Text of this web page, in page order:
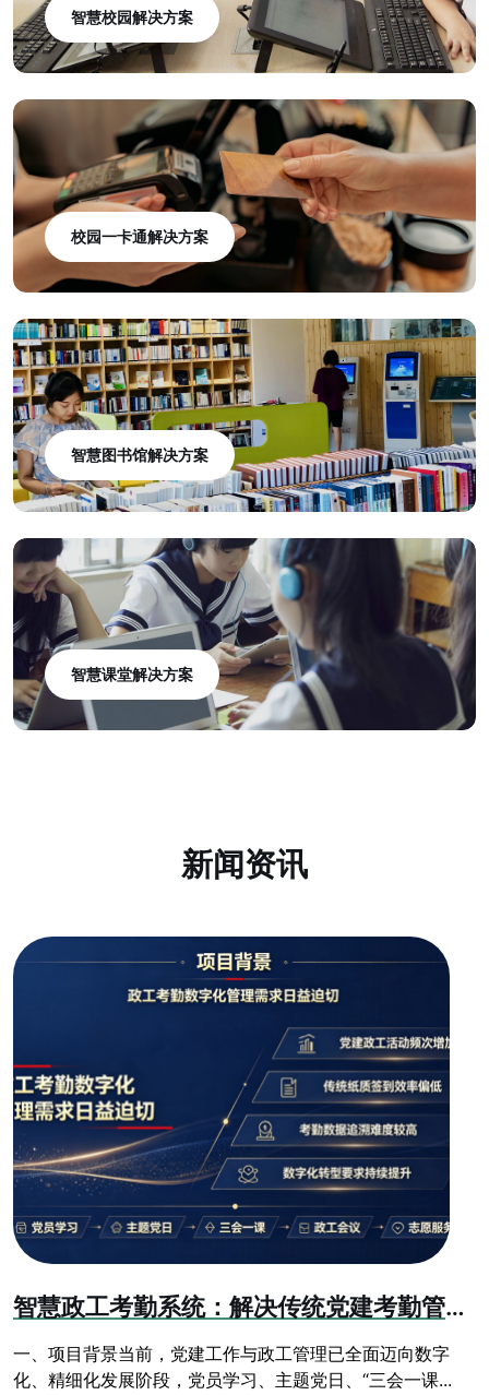
智慧校园解决方案
校园一卡通解决方案
智慧图书馆解决方案
智慧课堂解决方案
新闻资讯
智慧政工考勤系统：解决传统党建考勤管理乱象
一、项目背景当前，党建工作与政工管理已全面迈向数字
化、精细化发展阶段，党员学习、主题党日、“三会一课...